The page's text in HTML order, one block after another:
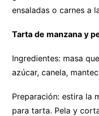
ensaladas o carnes a
Tarta de manzana y
Ingredientes: masa
azúcar, canela,
Preparación: estira la
para tarta. Pela y